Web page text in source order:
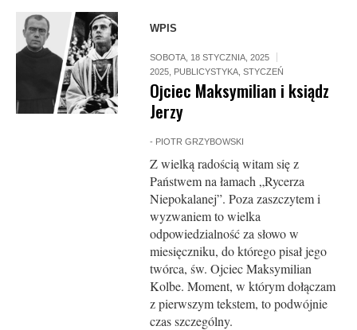
WPIS
SOBOTA, 18 STYCZNIA, 2025
2025 PUBLICYSTYKA ,STYCZEŃ
Ojciec Maksymilian i ksiądz
Jerzy
- PIOTR GRZYBOWSKI
Z wielką radością witam się z
Państwem na łamach „Rycerza
Niepokalanej”. Poza zaszczytem i
wyzwaniem to wielka
odpowiedzialność za słowo w
miesięczniku, do którego pisał jego
twórca, św. Ojciec Maksymilian
Kolbe. Moment, w którym dołączam
z pierwszym tekstem, to podwójnie
czas szczególny.